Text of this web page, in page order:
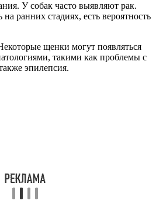
У собак часто выявляют рак.
ранних стадиях, есть вероятность
щенки могут появляться
такими как проблемы с
эпилепсия.